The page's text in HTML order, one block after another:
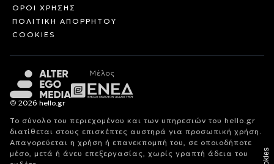
ΟΡΟΙ ΧΡΗΣΗΣ
ΠΟΛΙΤΙΚΗ ΑΠΟΡΡΗΤΟΥ
COOKIES
© 2026 hello.gr
Το σύνολο του περιεχομένου και των υπηρεσιών του hello.gr
διατίθεται στους επισκέπτες αυστηρά για προσωπική χρήση.
Απαγορεύεται η χρήση ή επανεκπομπή του, σε οποιοδήποτε
μέσο, μετά ή άνευ επεξεργασίας, χωρίς γραπτή άδεια του